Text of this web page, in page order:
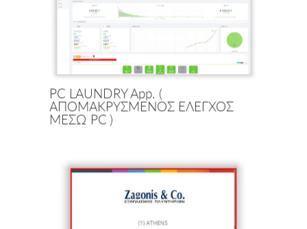
PC LAUNDRY App. (
ΑΠΟΜΑΚΡΥΣΜΕΝΟΣ ΕΛΕΓΧΟΣ
ΜΕΣΩ PC )